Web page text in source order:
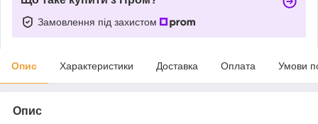
Замовлення під захистом
Опис Характеристики Доставка Оплата Умови
Опис